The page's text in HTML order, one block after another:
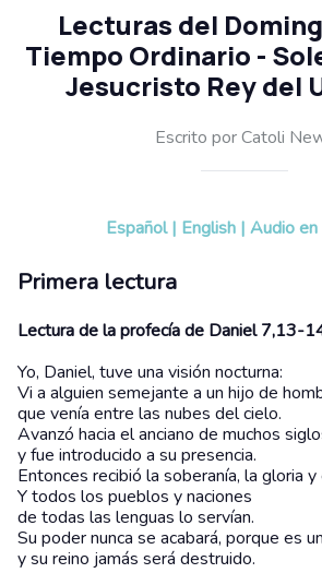
Lecturas del
Tiempo Ordinario -
Jesucristo Rey del
Escrito por Catoli
Español | English | Audio
Primera lectura
Lectura de la profecía de Daniel 7,13-
Yo, Daniel, tuve una visión nocturna:
Vi a alguien semejante a un hijo de
que venía entre las nubes del cielo.
Avanzó hacia el anciano de muchos
y fue introducido a su presencia.
Entonces recibió la soberanía, la gloria y
Y todos los pueblos y naciones
de todas las lenguas lo servían.
Su poder nunca se acabará, porque es
y su reino jamás será destruido.